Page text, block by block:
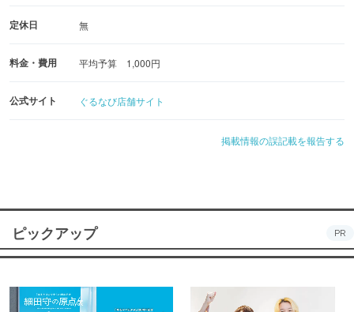
定休日 無
料金・費用 平均予算 1,000円
公式サイト ぐるなび店舗サイト
掲載情報の誤記載を報告する
ピックアップ PR